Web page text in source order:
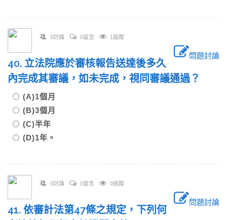
0討論 0留言 1追蹤
問題討論
40. 立法院應於審核報告送達後多久
內完成其審議，如未完成，視同審議通過？
(A)1個月
(B)3個月
(C)半年
(D)1年。
0討論 0留言 0追蹤
問題討論
41. 依審計法第47條之規定，下列何